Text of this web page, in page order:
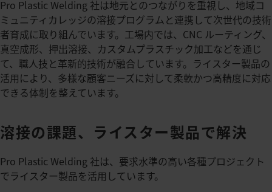
Pro Plastic Welding 社は地元とのつながりを重視し、地域コ
ミュニティカレッジの溶接プログラムと連携して次世代の技術
者育成に取り組んでいます。​工場内では、CNC ルーティング、
真空成形、押出溶接、カスタムプラスチック加工などを通じ
て、職人技と革新的技術が融合しています。ライスター製品の
活用により、多様な顧客ニーズに対して柔軟かつ高精度に対応
できる体制を整えています。​
溶接の課題、ライスター製品で解決
Pro Plastic Welding 社は、要求水準の高い各種プロジェクト
でライスター製品を活用しています。​